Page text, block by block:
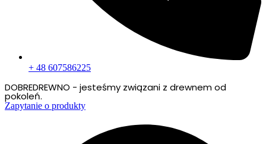
+ 48 607586225
DOBREDREWNO - jesteśmy związani z drewnem od
pokoleń.
Zapytanie o produkty